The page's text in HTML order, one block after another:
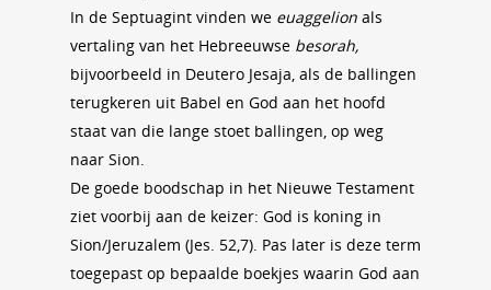
In de Septuagint vinden we euaggelion als
vertaling van het Hebreeuwse besorah,
bijvoorbeeld in Deutero Jesaja, als de ballingen
terugkeren uit Babel en God aan het hoofd
staat van die lange stoet ballingen, op weg
naar Sion.
De goede boodschap in het Nieuwe Testament
ziet voorbij aan de keizer: God is koning in
Sion/Jeruzalem (Jes. 52,7). Pas later is deze term
toegepast op bepaalde boekjes waarin God aan